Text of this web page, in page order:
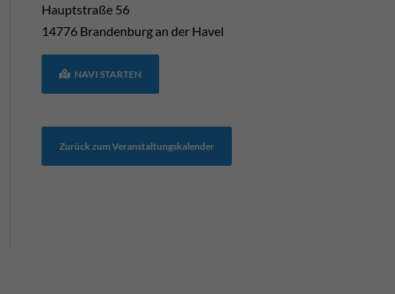
Hauptstraße 56
14776 Brandenburg an der Havel
NAVI STARTEN
Zurück zum Veranstaltungskalender